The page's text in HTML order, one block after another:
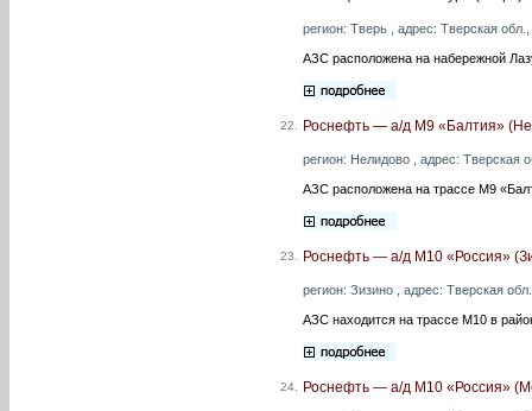
регион: Тверь , адрес: Тверская
АЗС расположена на набережной
22. Роснефть — а/д М9 «Балтия»
регион: Нелидово , адрес: Тверская
АЗС расположена на трассе М9
23. Роснефть — а/д М10 «Россия»
регион: Зизино , адрес: Тверская
АЗС находится на трассе М10 в
24. Роснефть — а/д М10 «Россия»